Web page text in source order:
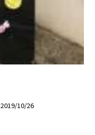
2019/10/26